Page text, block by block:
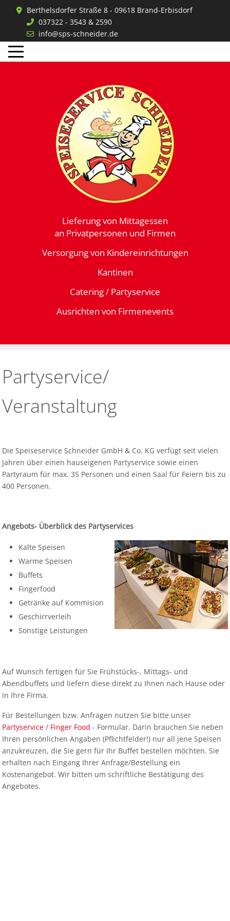
Berthelsdorfer Straße 8 - 09618 Brand-Erbisdorf
037322 - 3543 & 2590
info@sps-schneider.de
Mobile Menu Toggle
Lieferung von Mittagessen
an Privatpersonen und Firmen
Versorgung von Kindereinrichtungen
Kantinen
Catering / Partyservice
Ausrichten von Firmenevents
Partyservice/
Veranstaltung
Die Speiseservice Schneider GmbH & Co. KG verfügt seit vielen
Jahren über einen hauseigenen Partyservice sowie einen
Partyraum für max. 35 Personen und einen Saal für Feiern bis zu
400 Personen.
Angebots- Überblick des Partyservices
Kalte Speisen
Warme Speisen
Buffets
Fingerfood
Getränke auf Kommision
Geschirrverleih
Sonstige Leistungen
Auf Wunsch fertigen für Sie Frühstücks-, Mittags- und
Abendbuffets und liefern diese direkt zu Ihnen nach Hause oder
in Ihre Firma.
Für Bestellungen bzw. Anfragen nutzen Sie bitte unser
Partyservice / Finger Food - Formular. Darin brauchen Sie neben
Ihren persönlichen Angaben (Pflichtfelder!) nur all jene Speisen
anzukreuzen, die Sie gern für Ihr Buffet bestellen möchten. Sie
erhalten nach Eingang Ihrer Anfrage/Bestellung ein
Kostenangebot. Wir bitten um schriftliche Bestätigung des
Angebotes.